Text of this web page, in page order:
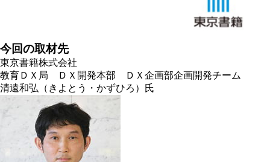
今回の取材先
東京書籍株式会社
教育ＤＸ局 ＤＸ開発本部 ＤＸ企画部企画開発チーム
清遠和弘（きよとう・かずひろ）氏